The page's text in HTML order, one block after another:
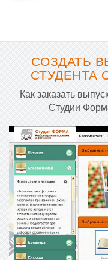
СОЗДАТЬ
СТУДЕНТА
Как заказать
Студии